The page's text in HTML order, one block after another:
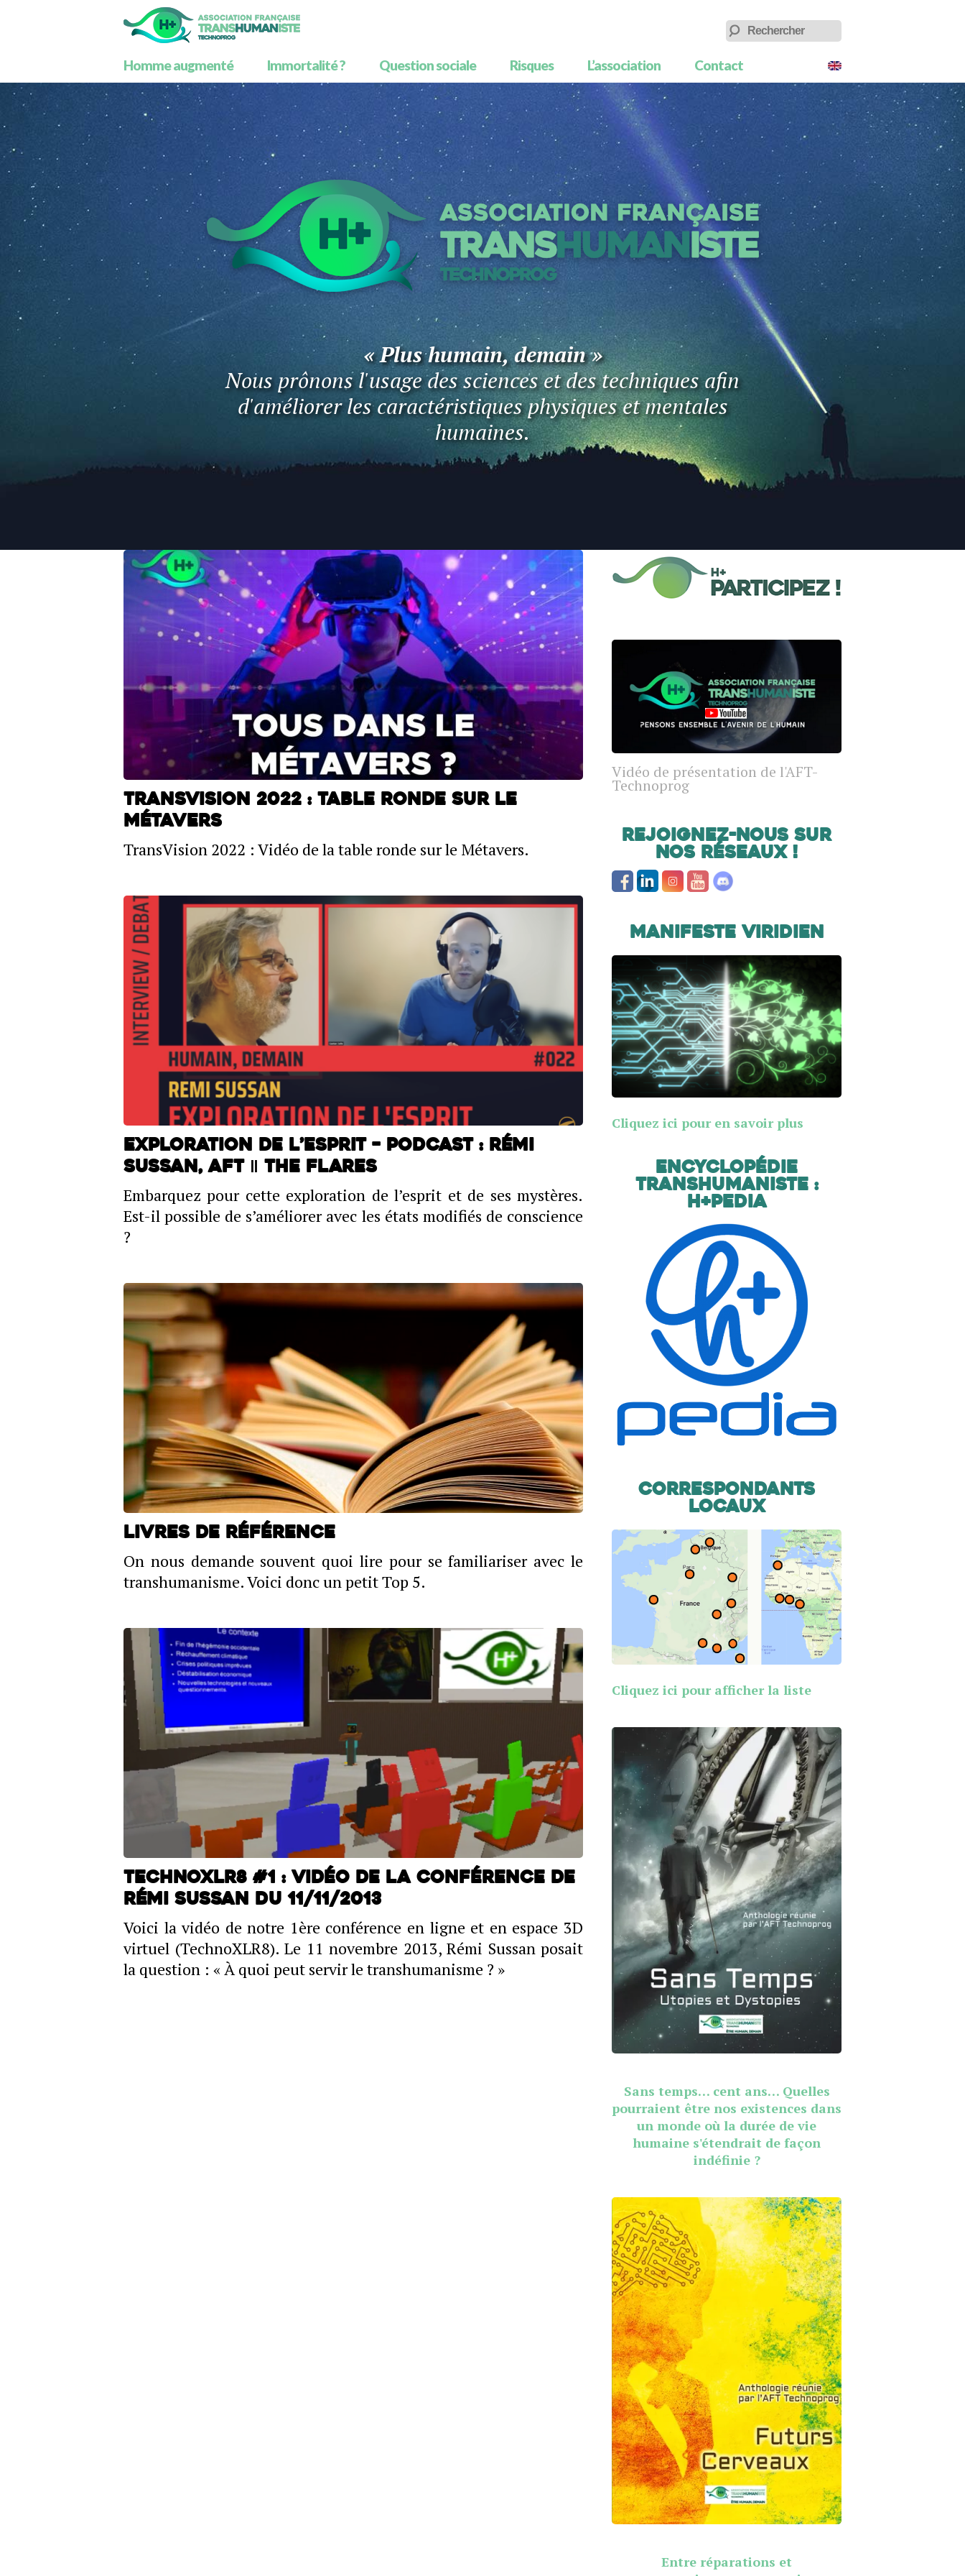
Homme augmenté Immortalité ? Question sociale Risques L’association Contact
« Plus humain, demain »
Nous prônons l'usage des sciences et des techniques afin
d'améliorer les caractéristiques physiques et mentales
humaines.
TransVision 2022 : Table ronde sur le
Métavers
TransVision 2022 : Vidéo de la table ronde sur le Métavers.
Exploration de l’esprit – PODCAST : Rémi
Sussan, AFT ‖ THE FLARES
Embarquez pour cette exploration de l’esprit et de ses mystères.
Est-il possible de s’améliorer avec les états modifiés de conscience
?
Livres de référence
On nous demande souvent quoi lire pour se familiariser avec le
transhumanisme. Voici donc un petit Top 5.
TechnoXLR8 #1 : Vidéo de la conférence de
Rémi Sussan du 11/11/2013
Voici la vidéo de notre 1ère conférence en ligne et en espace 3D
virtuel (TechnoXLR8). Le 11 novembre 2013, Rémi Sussan posait
la question : « À quoi peut servir le transhumanisme ? »
Vidéo de présentation de l'AFT-
Technoprog
Rejoignez-nous sur
nos réseaux !
Manifeste Viridien
Cliquez ici pour en savoir plus
Encyclopédie
transhumaniste :
H+Pedia
Correspondants
locaux
Cliquez ici pour afficher la liste
Sans temps… cent ans… Quelles
pourraient être nos existences dans
un monde où la durée de vie
humaine s'étendrait de façon
indéfinie ?
Entre réparations et